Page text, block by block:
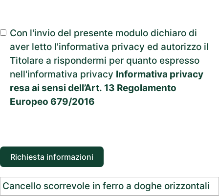
Con l'invio del presente modulo dichiaro di
aver letto l'informativa privacy ed autorizzo il
Titolare a rispondermi per quanto espresso
nell'informativa privacy Informativa privacy
resa ai sensi dell’Art. 13 Regolamento
Europeo 679/2016
Richiesta informazioni
Cancello scorrevole in ferro a doghe orizzontali